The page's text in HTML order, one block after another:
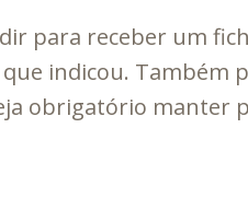
para receber um
indicou. Também
obrigatório manter